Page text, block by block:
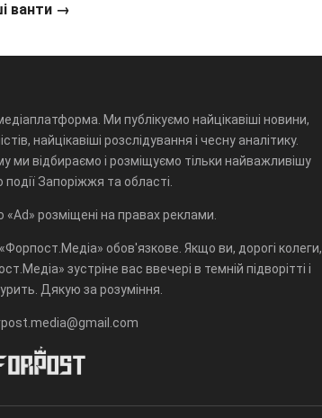
ванти →
Ми публікуємо найцікавіші новини,
найцікавіші розслідування і чесну аналітику.
ми відбираємо і розміщуємо тільки найважливішу
Запоріжжя та області.
розміщені на правах реклами.
обов'язкове. Якщо ви, дорогі колеги,
зустріне вас ввечері в темній підворітті і
Дякую за розуміння.